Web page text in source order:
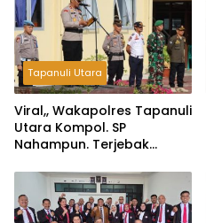
Tapanuli Utara
Viral,, Wakapolres Tapanuli
Utara Kompol. SP
Nahampun. Terjebak
Material, Akhirnya
Bermalam Bersama Warga